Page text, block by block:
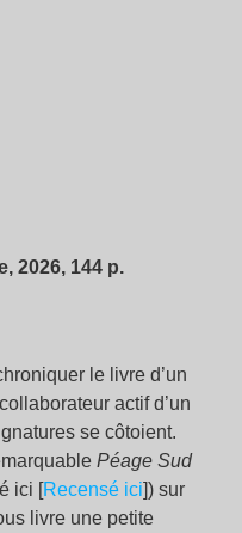
2026, 144 p.
le livre d’un
actif d’un
se côtoient.
Péage Sud
ici [Recensé ici]) sur
livre une petite